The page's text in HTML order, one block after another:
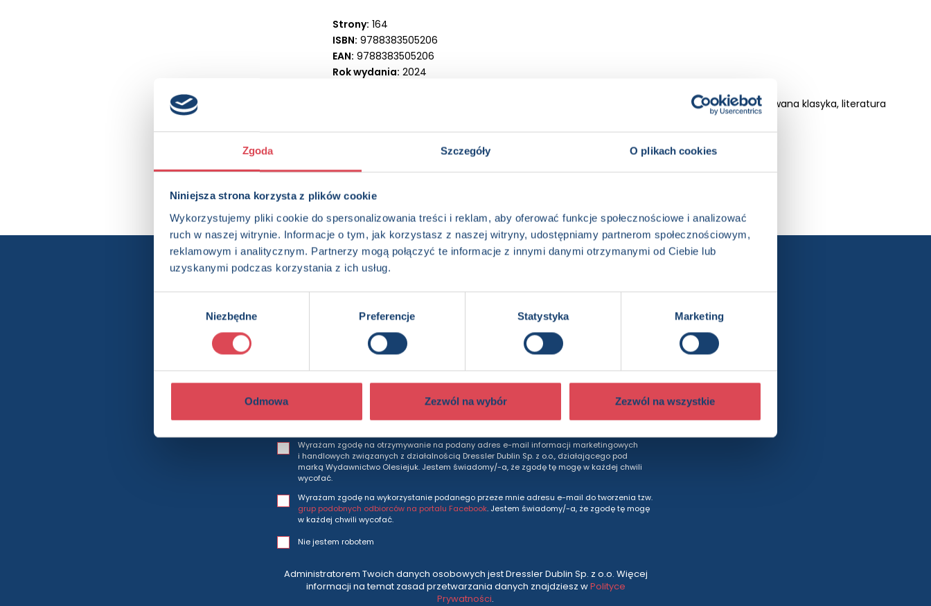
Zgoda Szczegóły O plikach cookies
Niniejsza strona korzysta z plików cookie
Wykorzystujemy pliki cookie do spersonalizowania treści i reklam, aby oferować funkcje społecznościowe i analizować
ruch w naszej witrynie. Informacje o tym, jak korzystasz z naszej witryny, udostępniamy partnerom społecznościowym,
reklamowym i analitycznym. Partnerzy mogą połączyć te informacje z innymi danymi otrzymanymi od Ciebie lub
uzyskanymi podczas korzystania z ich usług.
Niezbędne Preferencje Statystyka Marketing
Odmowa Zezwól na wybór Zezwól na wszystkie
Strony: 164
ISBN: 9788383505206
EAN: 9788383505206
Rok wydania: 2024
8+, Dzieci (0-12), Beletrystyka, Lektura, Książka w serii, Książka całoroczna, Ilustrowana klasyka, literatura
Data wprowadzenia:28-03-2024
Chcesz wiedzieć więcej? Zapisz się do newslettera
Będziesz otrzymywać wszytkie nasze nowości i oferty
prosto do Twojej skrzynki odbiorczej.
Adres e-mail
Wyrażam zgodę na otrzymywanie na podany adres e-mail informacji marketingowych
i handlowych związanych z działalnością Dressler Dublin Sp. z o.o., działającego pod
marką Wydawnictwo Olesiejuk. Jestem świadomy/-a, że zgodę tę mogę w każdej chwili
wycofać.
Wyrażam zgodę na wykorzystanie podanego przeze mnie adresu e-mail do tworzenia tzw.
grup podobnych odbiorców na portalu Facebook. Jestem świadomy/-a, że zgodę tę mogę
w każdej chwili wycofać.
Nie jestem robotem
Administratorem Twoich danych osobowych jest Dressler Dublin Sp. z o.o. Więcej
informacji na temat zasad przetwarzania danych znajdziesz wPolityce
Prywatności.